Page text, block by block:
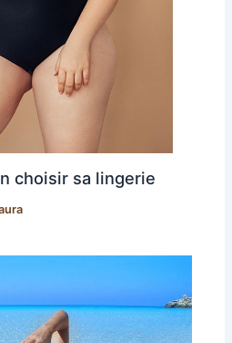
choisir sa lingerie